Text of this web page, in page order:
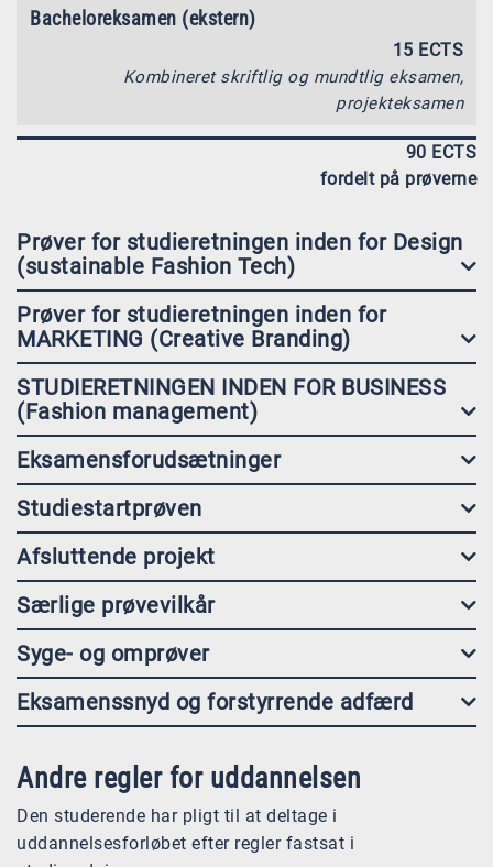
Bacheloreksamen (ekstern)
15 ECTS
Kombineret skriftlig og mundtlig eksamen,
projekteksamen
90 ECTS
fordelt på prøverne
Prøver for studieretningen inden for Design
(sustainable Fashion Tech)
Prøver for studieretningen inden for
MARKETING (Creative Branding)
STUDIERETNINGEN INDEN FOR BUSINESS
(Fashion management)
Eksamensforudsætninger
Studiestartprøven
Afsluttende projekt
Særlige prøvevilkår
Syge- og omprøver
Eksamenssnyd og forstyrrende adfærd
Andre regler for uddannelsen
Den studerende har pligt til at deltage i
uddannelsesforløbet efter regler fastsat i